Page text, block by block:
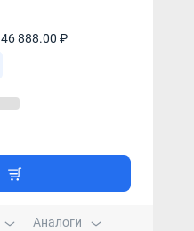
46 888.00 ₽
Аналоги